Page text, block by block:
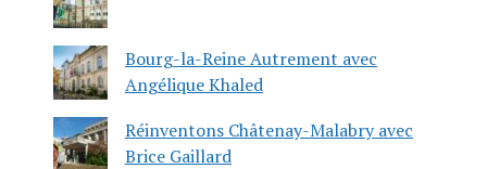
Bourg-la-Reine Autrement avec
Angélique Khaled
Réinventons Châtenay-Malabry avec
Brice Gaillard